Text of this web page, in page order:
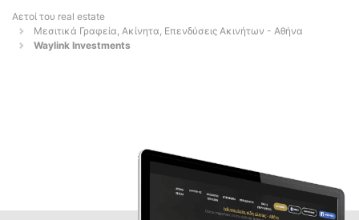
Αετοί του real estate
Μεσιτικά Γραφεία, Ακίνητα, Επενδύσεις Ακινήτων - Αθήνα
Waylink Investments